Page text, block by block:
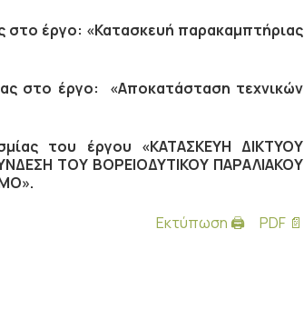
έργο: «Κατασκευή παρακαμπτήριας
στο έργο: «Αποκατάσταση τεχνικών
του έργου «ΚΑΤΑΣΚΕΥΗ ΔΙΚΤΥΟΥ
ΤΟΥ ΒΟΡΕΙΟΔΥΤΙΚΟΥ ΠΑΡΑΛΙΑΚΟΥ
Εκτύπωση 🖨
PDF 📄